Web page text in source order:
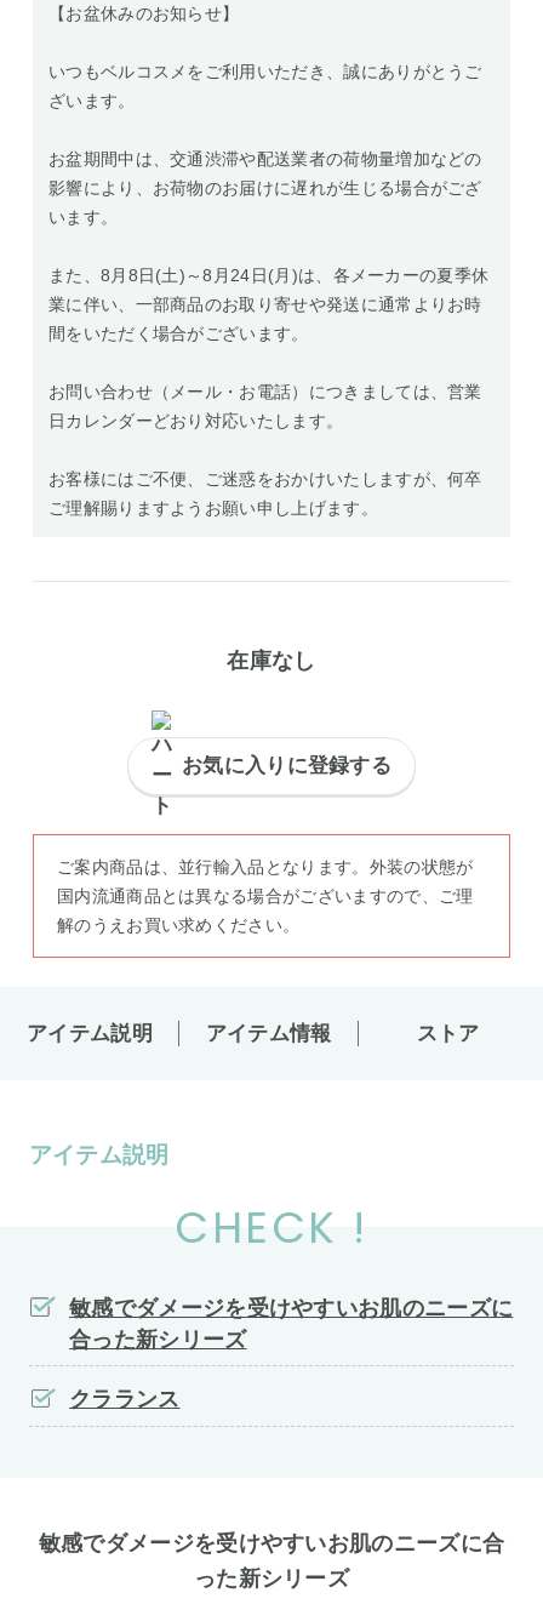
【お盆休みのお知らせ】
いつもベルコスメをご利用いただき、誠にありがとうご
ざいます。
お盆期間中は、交通渋滞や配送業者の荷物量増加などの
影響により、お荷物のお届けに遅れが生じる場合がござ
います。
また、8月8日(土)～8月24日(月)は、各メーカーの夏季休
業に伴い、一部商品のお取り寄せや発送に通常よりお時
間をいただく場合がございます。
お問い合わせ（メール・お電話）につきましては、営業
日カレンダーどおり対応いたします。
お客様にはご不便、ご迷惑をおかけいたしますが、何卒
ご理解賜りますようお願い申し上げます。
在庫なし
お気に入りに登録する
ご案内商品は、並行輸入品となります。外装の状態が
国内流通商品とは異なる場合がございますので、ご理
解のうえお買い求めください。
アイテム説明 アイテム情報 ストア
アイテム説明
CHECK !
敏感でダメージを受けやすいお肌のニーズに
合った新シリーズ
クラランス
敏感でダメージを受けやすいお肌のニーズに合
った新シリーズ